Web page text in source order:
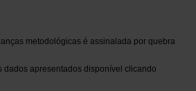
metodológicas é assinalada por quebra
dados apresentados disponível clicando